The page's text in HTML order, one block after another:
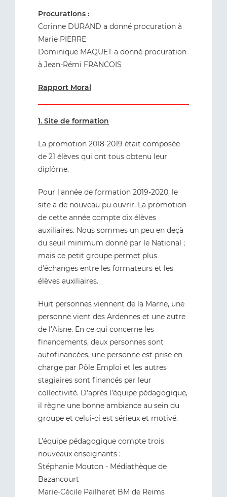
Procurations :
Corinne DURAND a donné procuration à
Marie PIERRE
Dominique MAQUET a donné procuration
à Jean-Rémi FRANCOIS
Rapport Moral
1. Site de formation
La promotion 2018-2019 était composée
de 21 élèves qui ont tous obtenu leur
diplôme.
Pour l'année de formation 2019-2020, le
site a de nouveau pu ouvrir. La promotion
de cette année compte dix élèves
auxiliaires. Nous sommes un peu en deçà
du seuil minimum donné par le National ;
mais ce petit groupe permet plus
d'échanges entre les formateurs et les
élèves auxiliaires.
Huit personnes viennent de la Marne, une
personne vient des Ardennes et une autre
de l’Aisne. En ce qui concerne les
financements, deux personnes sont
autofinancées, une personne est prise en
charge par Pôle Emploi et les autres
stagiaires sont financés par leur
collectivité. D’après l’équipe pédagogique,
il règne une bonne ambiance au sein du
groupe et celui-ci est sérieux et motivé.
L’équipe pédagogique compte trois
nouveaux enseignants :
Stéphanie Mouton - Médiathèque de
Bazancourt
Marie-Cécile Pailheret BM de Reims